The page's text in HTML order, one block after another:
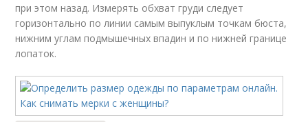
при этом назад. Измерять обхват груди следует
горизонтально по линии самым выпуклым точкам бюста,
нижним углам подмышечных впадин и по нижней границе
лопаток.